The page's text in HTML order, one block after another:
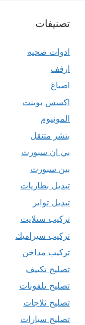
تصنيفات
ادوات صحية
ارفف
اصباغ
اكسس بوينت
المونيوم
بنشر متنقل
بي ان سبورت
بين سبورت
تبديل بطاريات
تبديل تواير
تركيب ستلايت
تركيب سيراميك
تركيب مداخن
تصليح تكييف
تصليح تلفونات
تصليح ثلاجات
تصليح سيارات